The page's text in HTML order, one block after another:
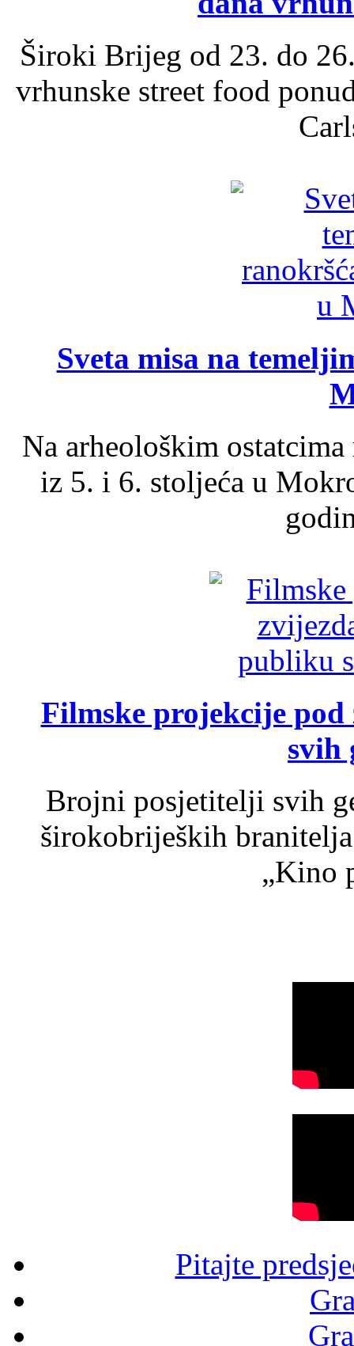
Široki Brijeg od 23. do
vrhunske street food
Sveta misa na
Na arheološkim
iz 5. i 6. stoljeća u
Filmske projekcije
svih
Brojni posjetitelji svih
širokobrijeških
„Kino
Pitajte